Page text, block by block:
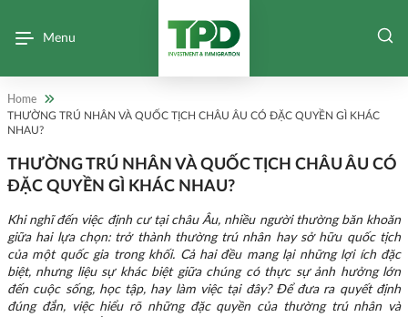
Menu
Home
THƯỜNG TRÚ NHÂN VÀ QUỐC TỊCH CHÂU ÂU CÓ ĐẶC QUYỀN GÌ KHÁC
NHAU?
THƯỜNG TRÚ NHÂN VÀ QUỐC TỊCH CHÂU ÂU CÓ
ĐẶC QUYỀN GÌ KHÁC NHAU?
Khi nghĩ đến việc định cư tại châu Âu, nhiều người thường băn khoăn
giữa hai lựa chọn: trở thành thường trú nhân hay sở hữu quốc tịch
của một quốc gia trong khối. Cả hai đều mang lại những lợi ích đặc
biệt, nhưng liệu sự khác biệt giữa chúng có thực sự ảnh hưởng lớn
đến cuộc sống, học tập, hay làm việc tại đây? Để đưa ra quyết định
đúng đắn, việc hiểu rõ những đặc quyền của thường trú nhân và